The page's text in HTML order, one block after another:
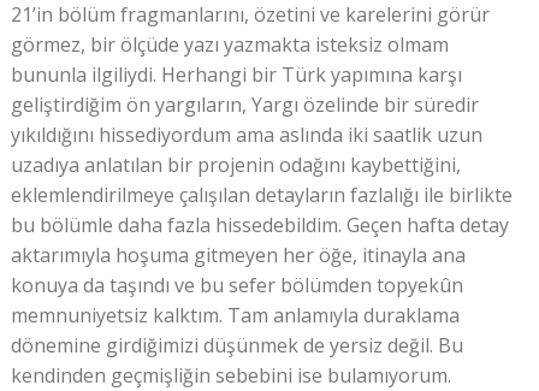
21’in bölüm fragmanlarını, özetini ve karelerini görür
görmez, bir ölçüde yazı yazmakta isteksiz olmam
bununla ilgiliydi. Herhangi bir Türk yapımına karşı
geliştirdiğim ön yargıların, Yargı özelinde bir süredir
yıkıldığını hissediyordum ama aslında iki saatlik uzun
uzadıya anlatılan bir projenin odağını kaybettiğini,
eklemlendirilmeye çalışılan detayların fazlalığı ile birlikte
bu bölümle daha fazla hissedebildim. Geçen hafta detay
aktarımıyla hoşuma gitmeyen her öğe, itinayla ana
konuya da taşındı ve bu sefer bölümden topyekûn
memnuniyetsiz kalktım. Tam anlamıyla duraklama
dönemine girdiğimizi düşünmek de yersiz değil. Bu
kendinden geçmişliğin sebebini ise bulamıyorum.